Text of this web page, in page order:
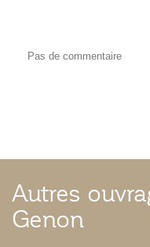
Pas de commentaire
Autres
Genon